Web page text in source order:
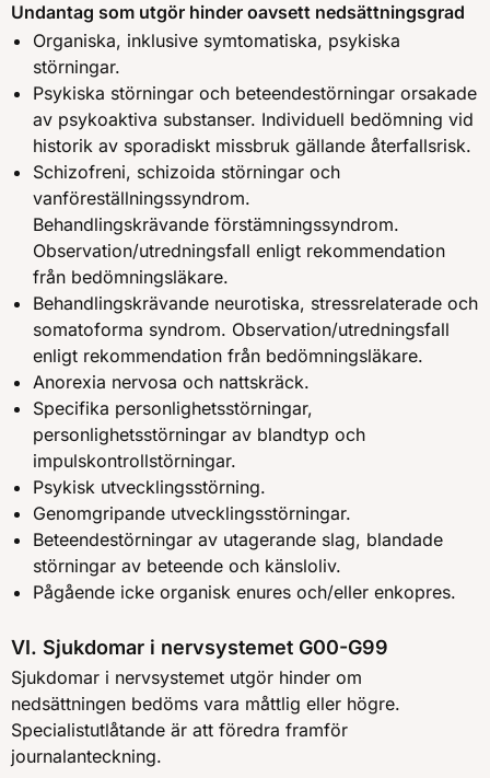
Undantag som utgör hinder oavsett nedsättningsgrad
Organiska, inklusive symtomatiska, psykiska
störningar.
Psykiska störningar och beteendestörningar orsakade
av psykoaktiva substanser. Individuell bedömning vid
historik av sporadiskt missbruk gällande återfallsrisk.
Schizofreni, schizoida störningar och
vanföreställningssyndrom.
Behandlingskrävande förstämningssyndrom.
Observation/utredningsfall enligt rekommendation
från bedömningsläkare.
Behandlingskrävande neurotiska, stressrelaterade och
somatoforma syndrom. Observation/utredningsfall
enligt rekommendation från bedömningsläkare.
Anorexia nervosa och nattskräck.
Specifika personlighetsstörningar,
personlighetsstörningar av blandtyp och
impulskontrollstörningar.
Psykisk utvecklingsstörning.
Genomgripande utvecklingsstörningar.
Beteendestörningar av utagerande slag, blandade
störningar av beteende och känsloliv.
Pågående icke organisk enures och/eller enkopres.
VI. Sjukdomar i nervsystemet G00-G99
Sjukdomar i nervsystemet utgör hinder om
nedsättningen bedöms vara måttlig eller högre.
Specialistutlåtande är att föredra framför
journalanteckning.